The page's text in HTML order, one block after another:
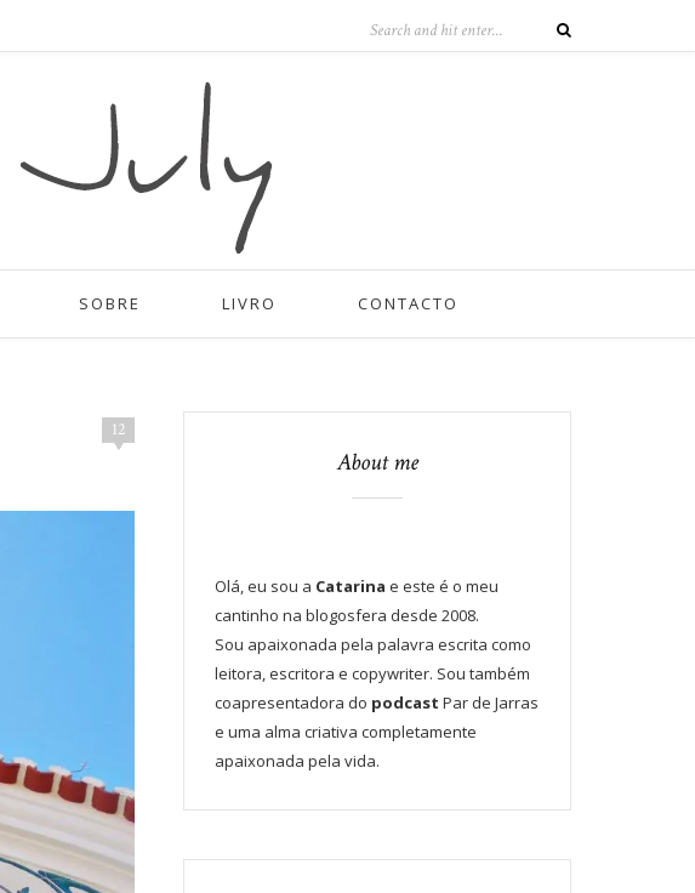
SOBRE LIVRO CONTACTO
12
About me
Olá, eu sou a Catarina e este é o meu
cantinho na blogosfera desde 2008.
Sou apaixonada pela palavra escrita como
leitora, escritora e copywriter. Sou também
coapresentadora do podcast Par de Jarras
e uma alma criativa completamente
apaixonada pela vida.